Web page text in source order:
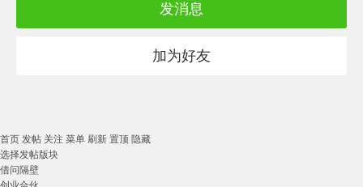
发消息
加为好友
首页 发帖 关注 菜单 刷新 置顶 隐藏
选择发帖版块
借问隔壁